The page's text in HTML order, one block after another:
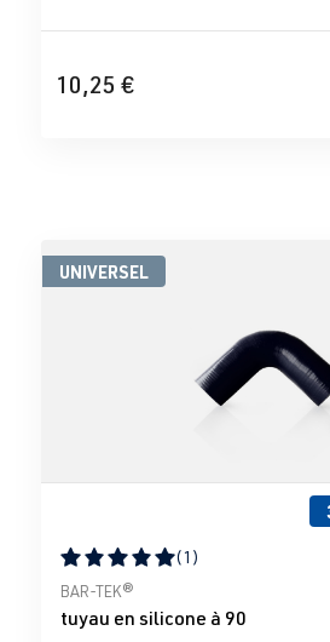
10,25 €
UNIVERSEL
Note moyenne de 5 sur 5 étoiles
(1)
BAR-TEK®
tuyau en silicone à 90